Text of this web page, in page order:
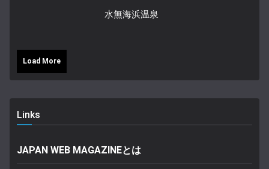
水無海浜温泉
Load More
Links
JAPAN WEB MAGAZINEとは